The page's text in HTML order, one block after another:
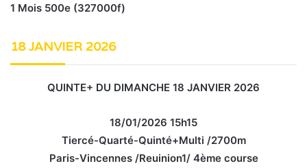
1 Mois 500e (327000f)
18 JANVIER 2026
QUINTE+ DU DIMANCHE 18 JANVIER 2026
18/01/2026 15h15
Tiercé-Quarté-Quinté+Multi /2700m
Paris-Vincennes /Reuinion1/ 4ème course